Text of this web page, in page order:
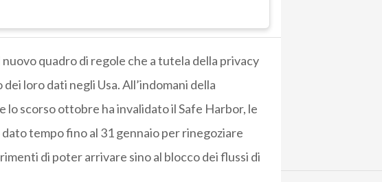
nuovo quadro di regole che a tutela della privacy
loro dati negli Usa. All’indomani della
lo scorso ottobre ha invalidato il Safe Harbor, le
tempo fino al 31 gennaio per rinegoziare
di poter arrivare sino al blocco dei flussi di